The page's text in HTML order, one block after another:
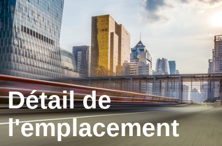
Détail de
l'emplacement